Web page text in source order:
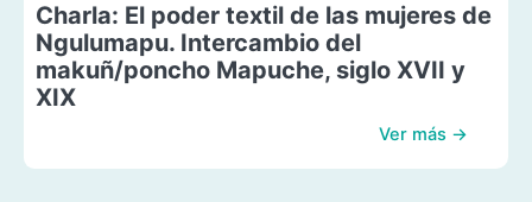
Charla: El poder textil de las mujeres de
Ngulumapu. Intercambio del
makuñ/poncho Mapuche, siglo XVII y
XIX
Ver más →